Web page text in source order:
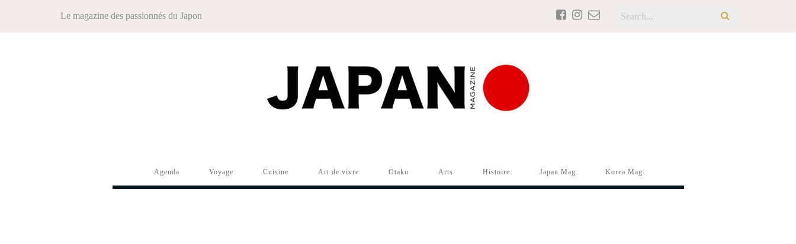
Le magazine des passionnés du Japon
Agenda Voyage Cuisine Art de vivre Otaku Arts Histoire Japan Mag Korea Mag